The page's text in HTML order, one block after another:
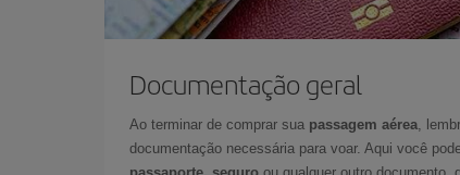
Documentação geral
Ao terminar de comprar sua passagem aérea,
documentação necessária para voar. Aqui você